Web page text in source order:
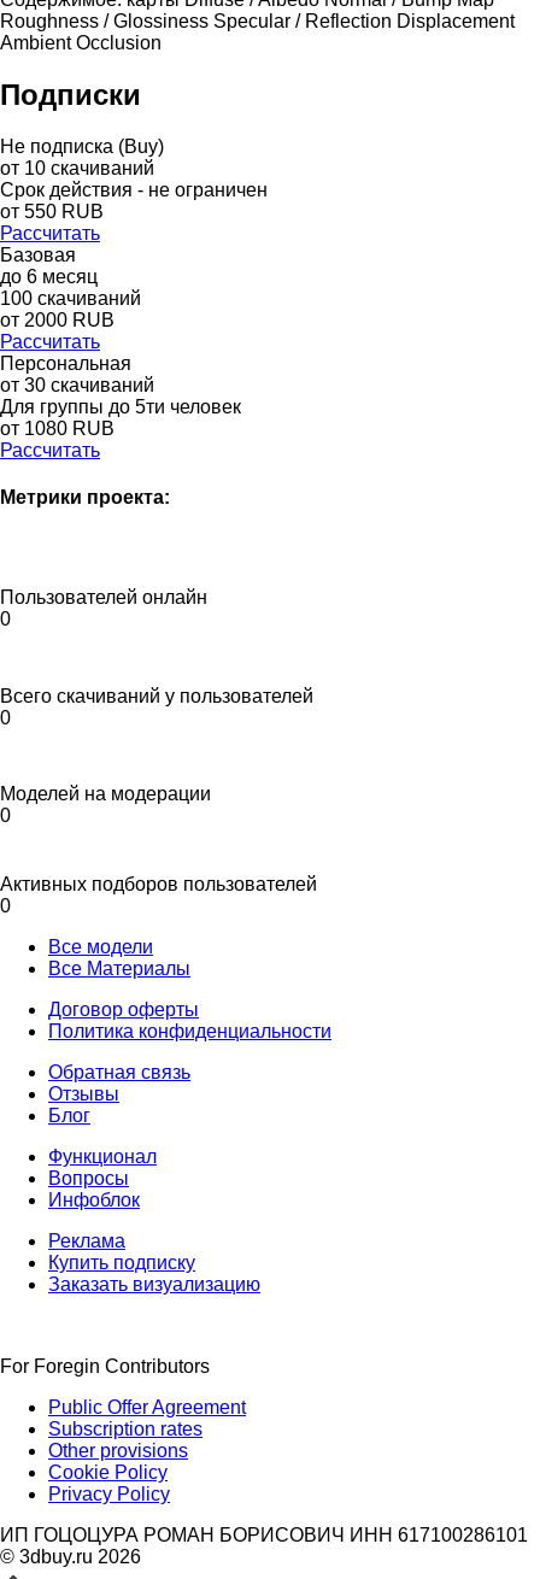
Roughness / Glossiness Specular / Reflection Displacement
Ambient Occlusion
Подписки
Не подписка (Buy)
от 10 скачиваний
Срок действия - не ограничен
от 550 RUB
Рассчитать
Базовая
до 6 месяц
100 скачиваний
от 2000 RUB
Рассчитать
Персональная
от 30 скачиваний
Для группы до 5ти человек
от 1080 RUB
Рассчитать
Метрики проекта:
Пользователей онлайн
0
Всего скачиваний у пользователей
0
Моделей на модерации
0
Активных подборов пользователей
0
Все модели
Все Материалы
Договор оферты
Политика конфиденциальности
Обратная связь
Отзывы
Блог
Функционал
Вопросы
Инфоблок
Реклама
Купить подписку
Заказать визуализацию
For Foregin Contributors
Public Offer Agreement
Subscription rates
Other provisions
Cookie Policy
Privacy Policy
ИП ГОЦОЦУРА РОМАН БОРИСОВИЧ ИНН 617100286101
© 3dbuy.ru 2026